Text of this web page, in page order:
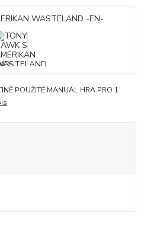
POUŽITÉ MANUÁL HRA PRO 1